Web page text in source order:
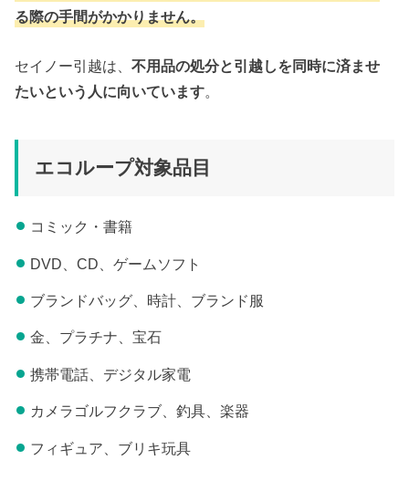
る際の手間がかかりません。
セイノー引越は、不用品の処分と引越しを同時に済ませ
たいという人に向いています。
エコループ対象品目
コミック・書籍
DVD、CD、ゲームソフト
ブランドバッグ、時計、ブランド服
金、プラチナ、宝石
携帯電話、デジタル家電
カメラゴルフクラブ、釣具、楽器
フィギュア、ブリキ玩具